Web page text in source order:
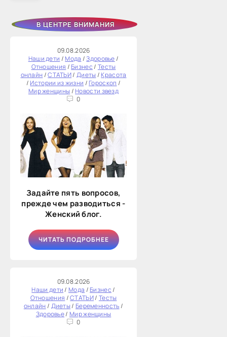
В ЦЕНТРЕ ВНИМАНИЯ
09.08.2026
Наши дети /Мода /Здоровье/
Отношения /Бизнес/ Тесты
онлайн/СТАТЬИ/ Диеты/Красота
/ Истории из жизни /Гороскоп /
Мир женщины/Новости звезд
0
Задайте пять вопросов,
прежде чем разводиться -
Женский блог.
ЧИТАТЬ ПОДРОБНЕЕ
09.08.2026
Наши дети/Мода /Бизнес/
Отношения /СТАТЬИ/ Тесты
онлайн/ Диеты/ Беременность/
Здоровье/ Мир женщины
0